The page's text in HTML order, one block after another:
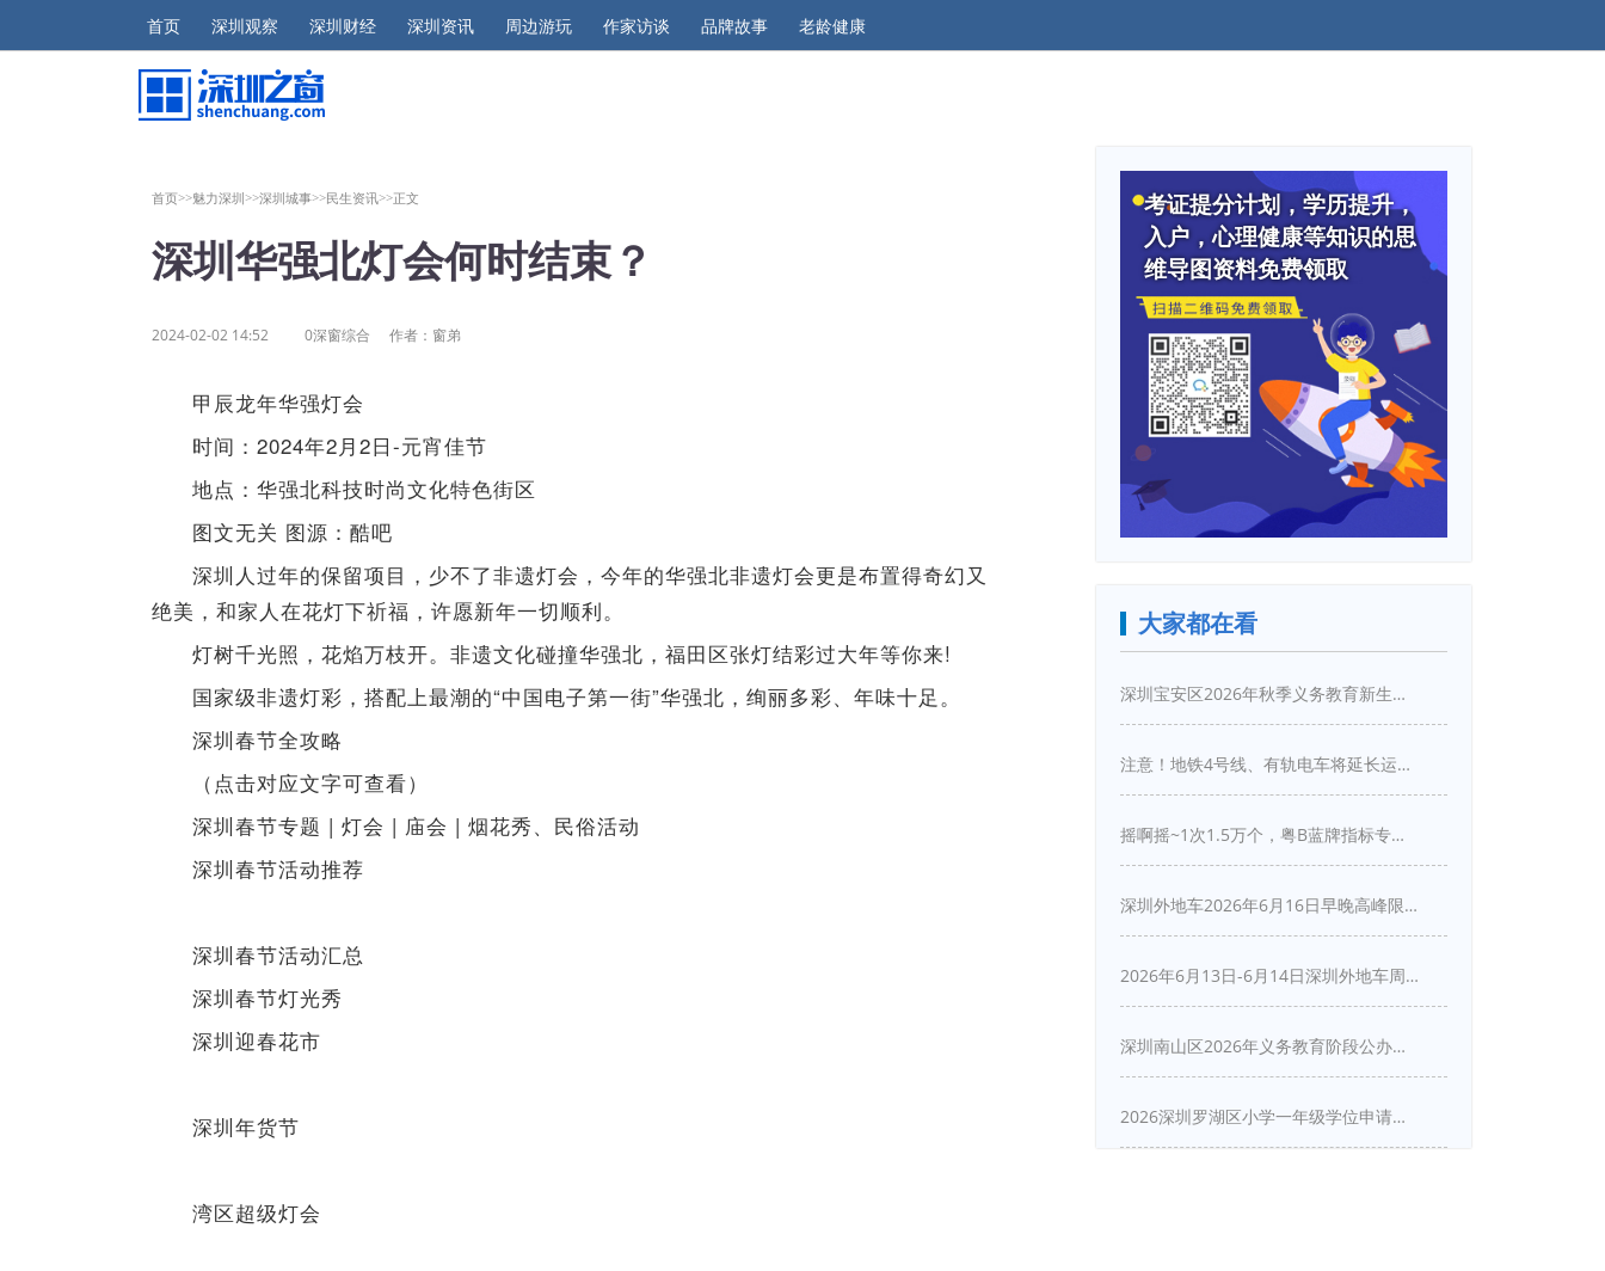
首页 深圳观察 深圳财经 深圳资讯 周边游玩 作家访谈 品牌故事 老龄健康
首页>>魅力深圳>>深圳城事>>民生资讯>>正文
深圳华强北灯会何时结束？
2024-02-02 14:52 0深窗综合 作者：窗弟
甲辰龙年华强灯会
时间：2024年2月2日-元宵佳节
地点：华强北科技时尚文化特色街区
图文无关 图源：酷吧
深圳人过年的保留项目，少不了非遗灯会，今年的华强北非遗灯会更是布置得奇幻又
绝美，和家人在花灯下祈福，许愿新年一切顺利。
灯树千光照，花焰万枝开。非遗文化碰撞华强北，福田区张灯结彩过大年等你来!
国家级非遗灯彩，搭配上最潮的“中国电子第一街”华强北，绚丽多彩、年味十足。
深圳春节全攻略
（点击对应文字可查看）
深圳春节专题 | 灯会 | 庙会 | 烟花秀、民俗活动
深圳春节活动推荐
深圳春节活动汇总
深圳春节灯光秀
深圳迎春花市
深圳年货节
湾区超级灯会
考证提分计划，学历提升，
入户，心理健康等知识的思
维导图资料免费领取
大家都在看
深圳宝安区2026年秋季义务教育新生入学指引
注意！地铁4号线、有轨电车将延长运营服务！
摇啊摇~1次1.5万个，粤B蓝牌指标专项摇号又来啦！
深圳外地车2026年6月16日早晚高峰限行详情
2026年6月13日-6月14日深圳外地车周末限行吗
深圳南山区2026年义务教育阶段公办学校新生入学申请指南
2026深圳罗湖区小学一年级学位申请指南